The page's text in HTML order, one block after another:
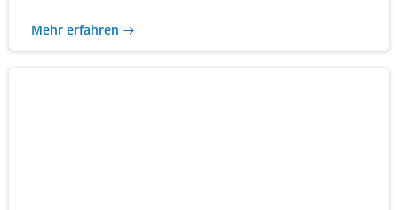
Mehr erfahren